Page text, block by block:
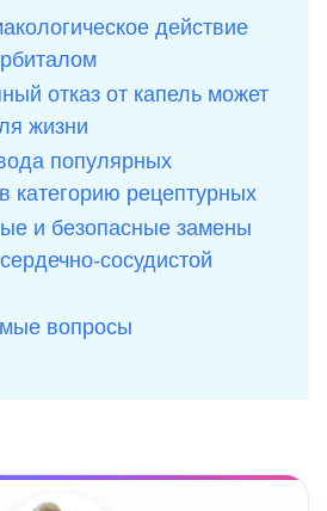
действие
отказ от капель может
жизни
популярных
категорию рецептурных
и безопасные замены
сосудистой
вопросы